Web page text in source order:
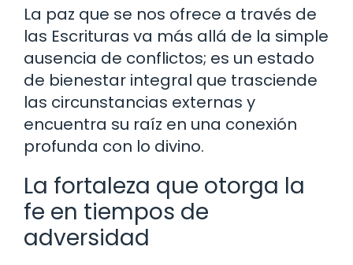
La paz que se nos ofrece a través de
las Escrituras va más allá de la simple
ausencia de conflictos; es un estado
de bienestar integral que trasciende
las circunstancias externas y
encuentra su raíz en una conexión
profunda con lo divino.
La fortaleza que otorga la
fe en tiempos de
adversidad